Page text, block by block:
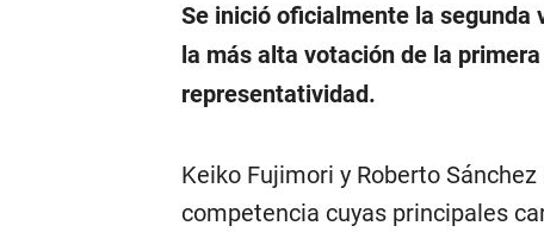
Se inició oficialmente la
la más alta votación de la
representatividad.
Keiko Fujimori y Roberto
competencia cuyas principales